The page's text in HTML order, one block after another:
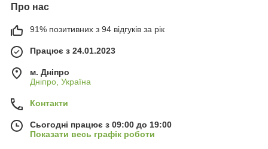
Про нас
91% позитивних з 94 відгуків за рік
Працює з 24.01.2023
м. Дніпро
Дніпро, Україна
Контакти
Сьогодні працює з 09:00 до 19:00
Показати весь графік роботи